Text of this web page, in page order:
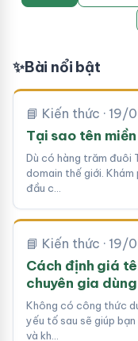
✨Bài nổi bật
📘 Kiến thức ·
Tại sao tên
Dù có hàng trăm đuôi
domain thế giới. Khám
đầu c…
📘 Kiến thức ·
Cách định giá
chuyên gia dùng
Không có công thức
yếu tố sau sẽ giúp
và kh…